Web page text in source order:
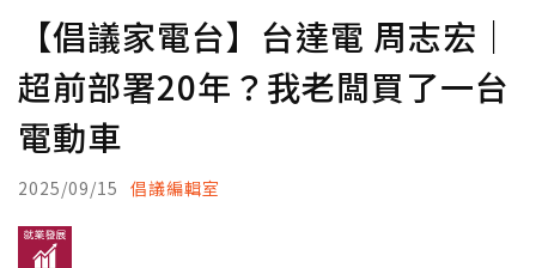
【倡議家電台】台達電 周志宏｜
超前部署20年？我老闆買了一台
電動車
2025/09/15 倡議編輯室